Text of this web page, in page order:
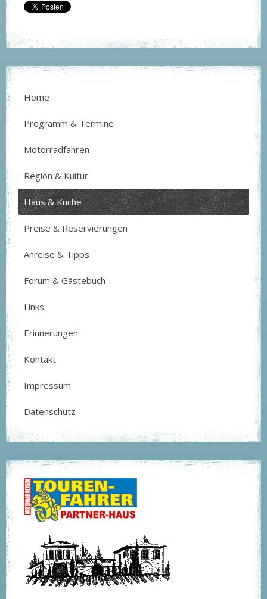
Home
Programm & Termine
Motorradfahren
Region & Kultur
Haus & Küche
Preise & Reservierungen
Anreise & Tipps
Forum & Gästebuch
Links
Erinnerungen
Kontakt
Impressum
Datenschutz